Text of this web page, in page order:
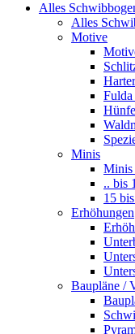
Alles
Alles
Motive
Minis
Minis
.. bis
15
Erhöhungen
Baupläne /